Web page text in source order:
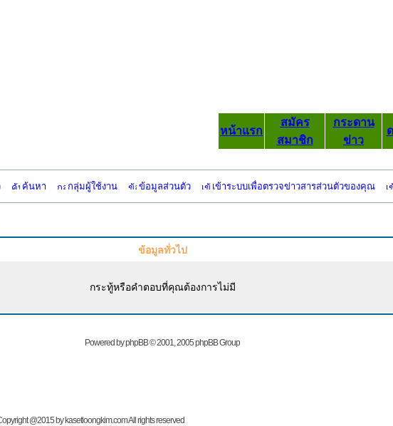
หน้าแรก
สมัคร
สมาชิก
กระดาน
ข่าว
ค้นหา กลุ่มผู้ใช้งาน ข้อมูลส่วนตัว เข้าระบบเพื่อตรวจข่าวสารส่วนตัวของคุณ
ข้อมูลทั่วไป
กระทู้หรือคำตอบที่คุณต้องการไม่มี
Powered byphpBB© 2001, 2005 phpBB Group
@2015 by kasetloongkim.com All rights reserved